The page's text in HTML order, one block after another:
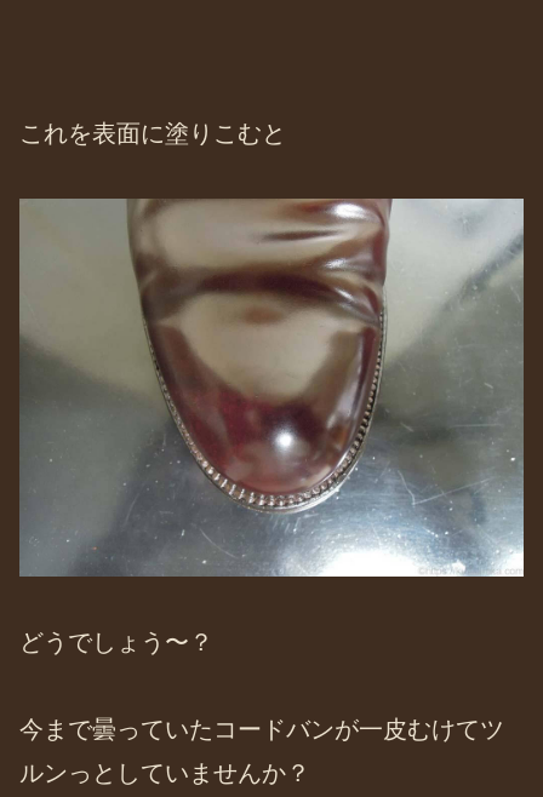
これを表面に塗りこむと
どうでしょう〜？
今まで曇っていたコードバンが一皮むけてツ
ルンっとしていませんか？